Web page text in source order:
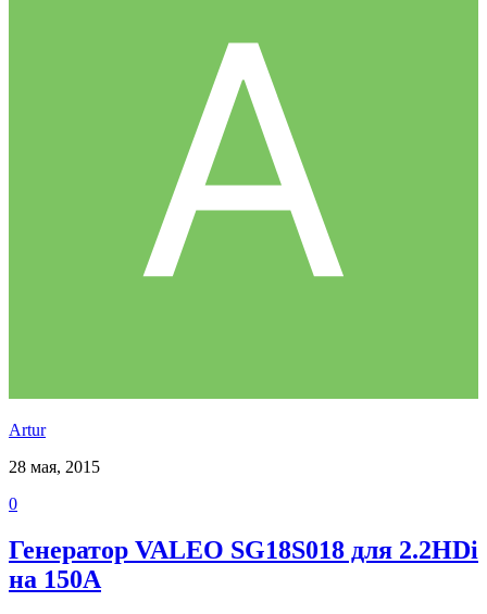
Аrtur
28 мая, 2015
0
Генератор VALEO SG18S018 для 2.2HDi
на 150А